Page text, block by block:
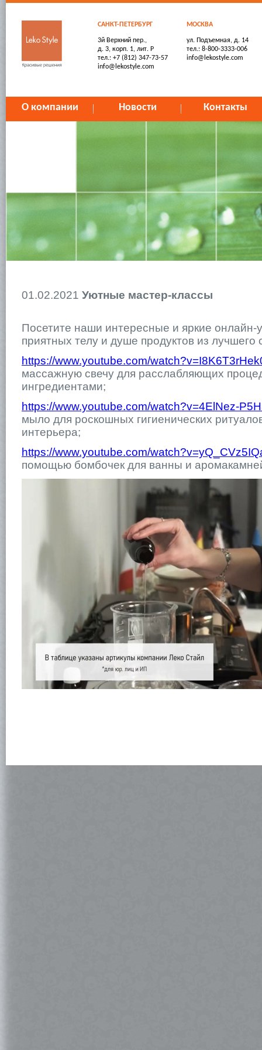
САНКТ-ПЕТЕРБУРГ
3й Верхний пер.,
д. 3, корп. 1, лит. Р
тел.: +7 (812) 347-73-57
info@lekostyle.com
МОСКВА
ул. Подъемная, д. 14
тел.: 8-800-3333-006
info@lekostyle.com
О компании Новости Контакты
01.02.2021 Уютные мастер-классы
Посетите наши интересные и яркие онлайн-
приятных телу и душе продуктов из лучшего
https://www.youtube.com/
массажную свечу для расслабляющих
ингредиентами;
https://www.youtube.com/watch?v=4ElNez-
мыло для роскошных гигиенических
интерьера;
https://www.youtube.com/
помощью бомбочек для ванны и